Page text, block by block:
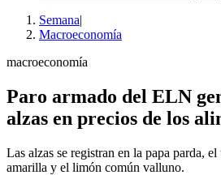
Semana|
Macroeconomía
macroeconomía
Paro armado del ELN
alzas en precios de los
Las alzas se registran en la papa parda,
amarilla y el limón común valluno.